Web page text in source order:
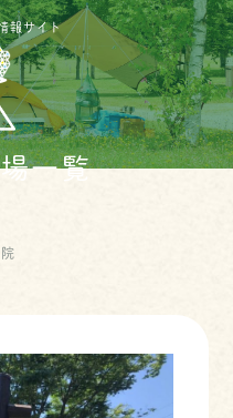
報サイト
一覧